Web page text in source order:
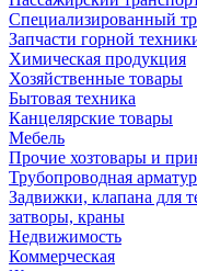
Специализированный
Запчасти горной
Химическая продукция
Хозяйственные товары
Бытовая техника
Канцелярские товары
Мебель
Прочие хозтовары и
Трубопроводная
Задвижки, клапана для
затворы, краны
Недвижимость
Коммерческая